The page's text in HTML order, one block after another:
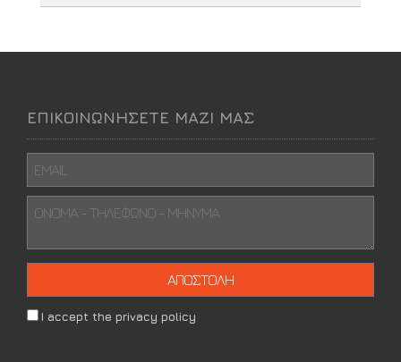
ΕΠΙΚΟΙΝΩΝΗΣΕΤΕ ΜΑΖΙ ΜΑΣ
I accept the privacy policy